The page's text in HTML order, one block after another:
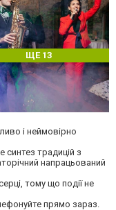
ЩЕ 13
і неймовірно
синтез традицій з
напрацьований
тому що події не
прямо зараз.